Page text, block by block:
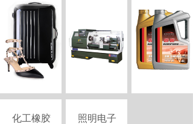
化工橡胶 照明电子